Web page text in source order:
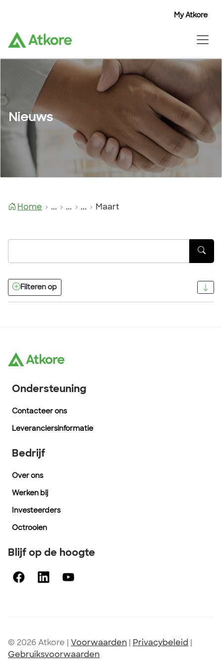
My Atkore
Nieuws
Home ... ... ... Maart
Filteren op
Ondersteuning
Contacteer ons
Leveranciersinformatie
Bedrijf
Over ons
Werken bij
Investeerders
Octrooien
Blijf op de hoogte
© 2026 Atkore Voorwaarden Privacybeleid
Gebruiksvoorwaarden